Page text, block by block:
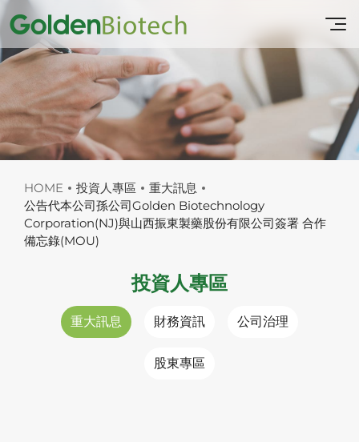
HOME 投資人專區
重大訊息
公告代本公司孫公司Golden Biotechnology
Corporation(NJ)與山西振東製藥股份有限公司簽署 合作
備忘錄(MOU)
投資人專區
重大訊息 財務資訊 公司治理
股東專區